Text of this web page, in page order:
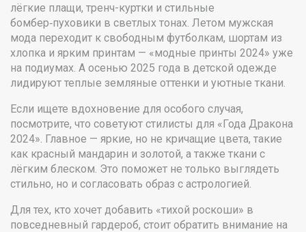
лёгкие плащи, тренч-куртки и стильные
бомбер‑пуховики в светлых тонах. Летом мужская
мода переходит к свободным футболкам, шортам из
хлопка и ярким принтам — «модные принты 2024» уже
на подиумах. А осенью 2025 года в детской одежде
лидируют теплые земляные оттенки и уютные ткани.
Если ищете вдохновение для особого случая,
посмотрите, что советуют стилисты для «Года Дракона
2024». Главное — яркие, но не кричащие цвета, такие
как красный мандарин и золотой, а также ткани с
лёгким блеском. Это поможет не только выглядеть
стильно, но и согласовать образ с астрологией.
Для тех, кто хочет добавить «тихой роскоши» в
повседневный гардероб, стоит обратить внимание на